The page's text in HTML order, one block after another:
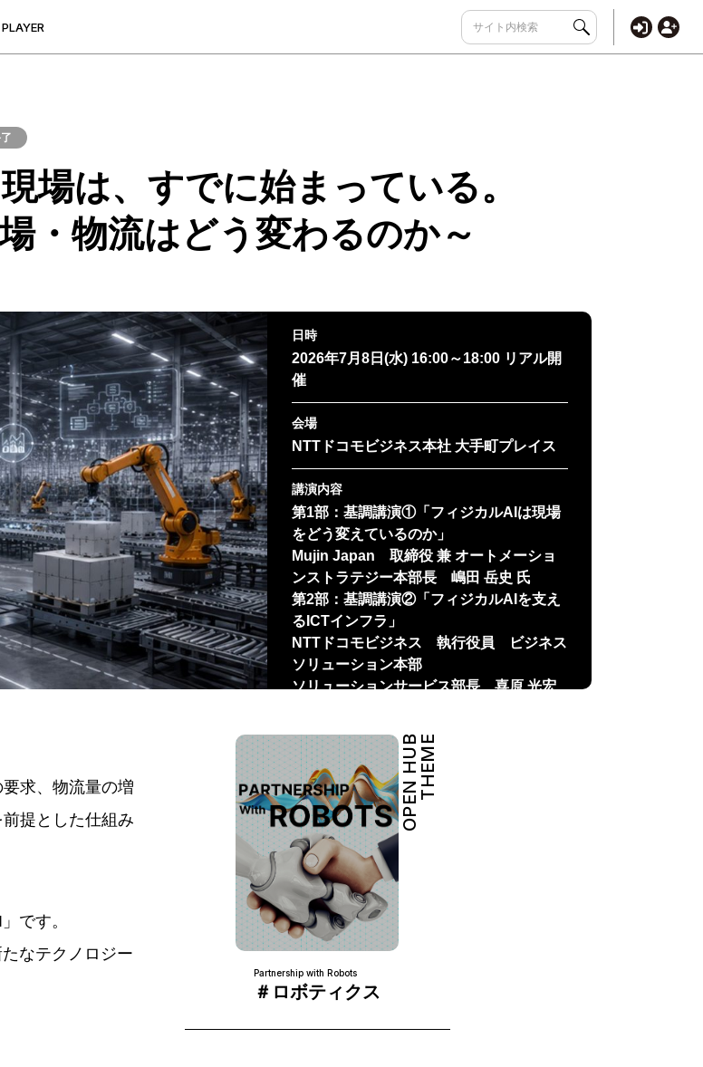
PLAYER
場は、すでに始まっている。
・物流はどう変わるのか～
日時
2026年7月8日(水) 16:00～18:00 リアル開
催
会場
NTTドコモビジネス本社 大手町プレイス
講演内容
第1部：基調講演①「フィジカルAIは現場
をどう変えているのか」
Mujin Japan 取締役 兼 オートメーショ
ンストラテジー本部長 嶋田 岳史 氏
第2部：基調講演②「フィジカルAIを支え
るICTインフラ」
NTTドコモビジネス 執行役員 ビジネス
ソリューション本部
ソリューションサービス部長 喜原 光宏
参加費
無料
定員
50名
お申し込み期限
2026年7月1日(水) 13:00
求、物流量の増
提とした仕組み
です。
なテクノロジー
OPEN HUBTHEME
Partnership with Robots
＃ロボティクス